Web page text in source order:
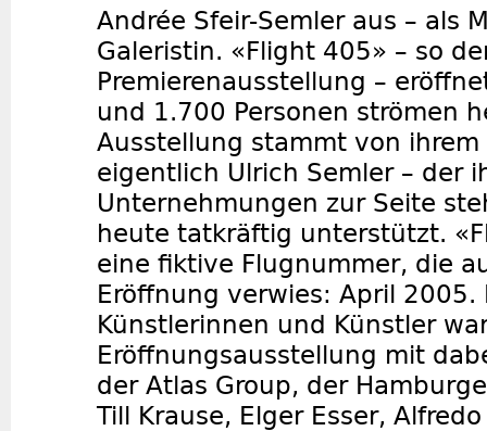
Andrée Sfeir-Semler aus – als
Galeristin. «Flight 405» – so
Premierenausstellung –
und 1.700 Personen strömen
Ausstellung stammt von ihrem
eigentlich Ulrich Semler – der
Unternehmungen zur Seite
heute tatkräftig unterstützt.
eine fiktive Flugnummer, die
Eröffnung verwies: April 2005.
Künstlerinnen und Künstler
Eröffnungsausstellung mit
der Atlas Group, der
Till Krause, Elger Esser,